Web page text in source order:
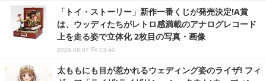
「トイ・ストーリー」新作一番くじが発売決定!A賞
は、ウッディたちがレトロ感満載のアナログレコード
上を走る姿で立体化 2枚目の写真・画像
2026.08.07 Fri 03:40
太ももにも目が惹かれるウェディング姿のライザ! フィ